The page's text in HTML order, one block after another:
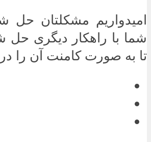
امیدواریم مشکلتان حل
شما با راهکار دیگری
تا به صورت کامنت آن را